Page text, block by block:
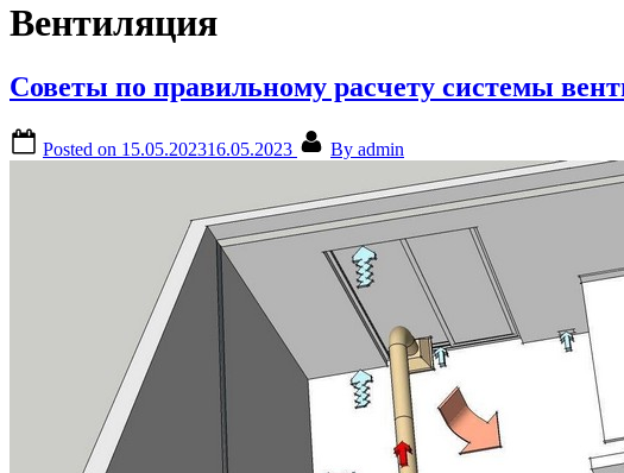
Вентиляция
Советы по правильному расчету системы
Posted on 15.05.202316.05.2023 By admin